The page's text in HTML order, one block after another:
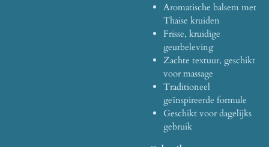
Aromatische balsem met
Thaise kruiden
Frisse, kruidige
geurbeleving
Zachte textuur, geschikt
voor massage
Traditioneel
geïnspireerde formule
Geschikt voor dagelijks
gebruik